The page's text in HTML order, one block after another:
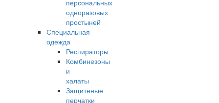
персональных
одноразовых
простыней
Специальная
одежда
Респираторы
Комбинезоны
и
халаты
Защитнные
перчатки